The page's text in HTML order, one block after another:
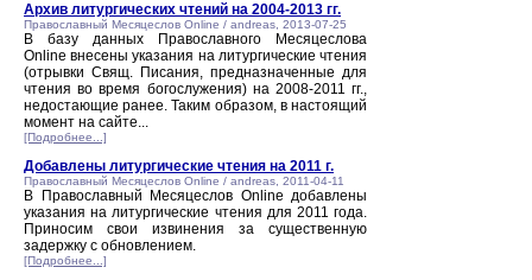
Архив литургических чтений на 2004-2013 гг.
Православный Месяцеслов Online / andreas, 2013-07-25
В базу данных Православного Месяцеслова
Online внесены указания на литургические чтения
(отрывки Свящ. Писания, предназначенные для
чтения во время богослужения) на 2008-2011 гг.,
недостающие ранее. Таким образом, в настоящий
момент на сайте...
[Подробнее...]
Добавлены литургические чтения на 2011 г.
Православный Месяцеслов Online / andreas, 2011-04-11
В Православный Месяцеслов Online добавлены
указания на литургические чтения для 2011 года.
Приносим свои извинения за существенную
задержку с обновлением.
[Подробнее...]